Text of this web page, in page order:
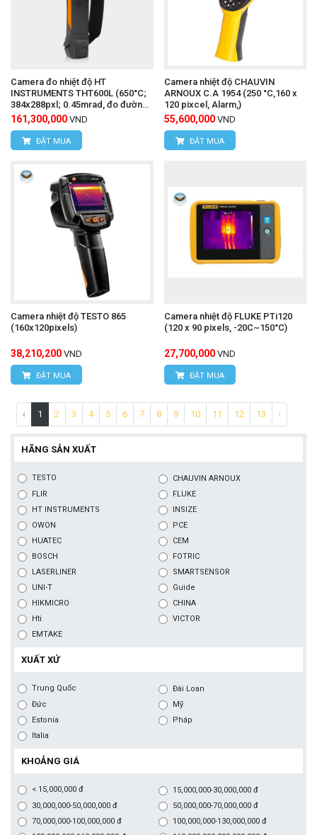
Camera đo nhiệt độ HT
INSTRUMENTS THT600L (650°C;
384x288pxl; 0.45mrad, đo đường
dây, trạm cao thế)
161,300,000 VND
ĐẶT MUA
Camera nhiệt độ CHAUVIN
ARNOUX C.A 1954 (250 °C,160 x
120 pixcel, Alarm,)
55,600,000 VND
ĐẶT MUA
Camera nhiệt độ TESTO 865
(160x120pixels)
38,210,200 VND
ĐẶT MUA
Camera nhiệt độ FLUKE PTi120
(120 x 90 pixels, -20C~150°C)
27,700,000 VND
ĐẶT MUA
‹ 1 2 3 4 5 6 7 8 9 10 11 12 13 ›
HÃNG SẢN XUẤT
TESTO
CHAUVIN ARNOUX
FLIR
FLUKE
HT INSTRUMENTS
INSIZE
OWON
PCE
HUATEC
CEM
BOSCH
FOTRIC
LASERLINER
SMARTSENSOR
UNI-T
Guide
HIKMICRO
CHINA
Hti
VICTOR
EMTAKE
XUẤT XỨ
Trung Quốc
Đài Loan
Đức
Mỹ
Estonia
Pháp
Italia
KHOẢNG GIÁ
< 15,000,000 đ
15,000,000-30,000,000 đ
30,000,000-50,000,000 đ
50,000,000-70,000,000 đ
70,000,000-100,000,000 đ
100,000,000-130,000,000 đ